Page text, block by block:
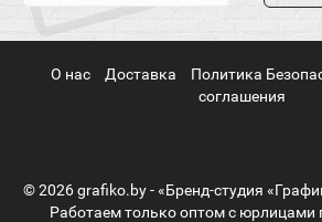
О нас Доставка Политика
соглашения
© 2026 grafiko.by - «Бренд-студия
Работаем только оптом с юрлицами